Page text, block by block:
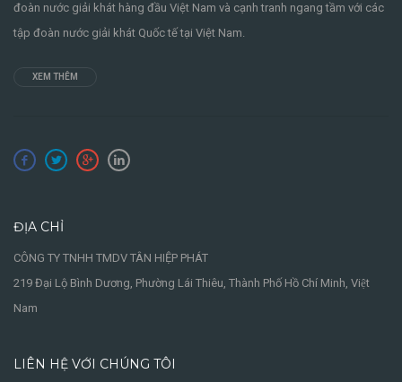
đoàn nước giải khát hàng đầu Việt Nam và cạnh tranh ngang tầm với các
tập đoàn nước giải khát Quốc tế tại Việt Nam.
XEM THÊM
ĐỊA CHỈ
CÔNG TY TNHH TMDV TÂN HIỆP PHÁT
219 Đại Lộ Bình Dương, Phường Lái Thiêu, Thành Phố Hồ Chí Minh, Việt
Nam
LIÊN HỆ VỚI CHÚNG TÔI